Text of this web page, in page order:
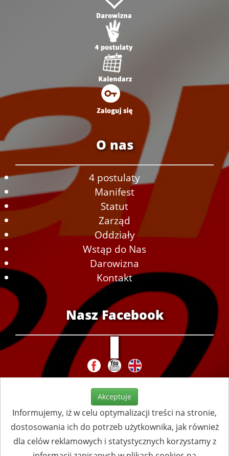
O nas
4 postulaty
Manifest
Statut
Zarząd
Oddziały
Wstąp do Nas
Darowizna
Kontakt
Nasz Facebook
Akceptuje
Informujemy, iż w celu optymalizacji treści na stronie,
dostosowania ich do potrzeb użytkownika, jak również
dla celów reklamowych i statystycznych korzystamy z